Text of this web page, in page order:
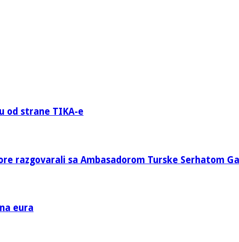
od strane TIKA-e
razgovarali sa Ambasadorom Turske Serhatom
eura